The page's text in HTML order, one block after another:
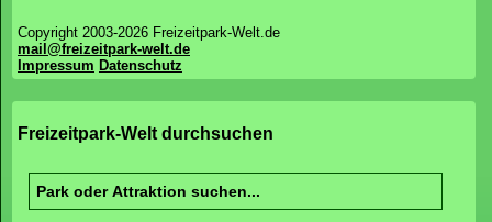
Copyright 2003-2026 Freizeitpark-Welt.de
mail@freizeitpark-welt.de
Impressum Datenschutz
Freizeitpark-Welt durchsuchen